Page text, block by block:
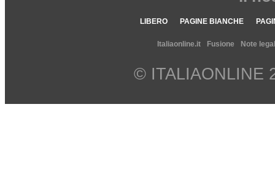
LIBERO PAGINE BIANCHE
Italiaonline.it Fusione Note
© ITALIAONLINE